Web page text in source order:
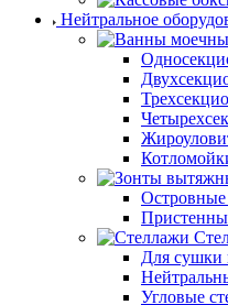
Нейтральное
Для сушки
Угловые